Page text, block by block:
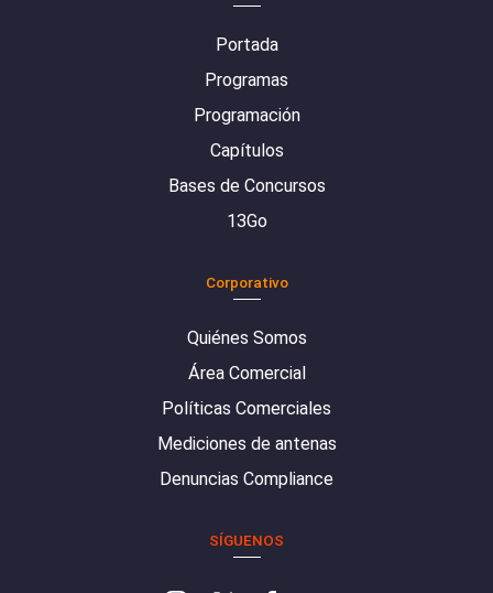
Portada
Programas
Programación
Capítulos
Bases de Concursos
13Go
Corporativo
Quiénes Somos
Área Comercial
Políticas Comerciales
Mediciones de antenas
Denuncias Compliance
SÍGUENOS